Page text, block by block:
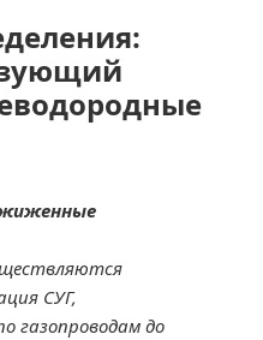
СУГ,
газопроводам до